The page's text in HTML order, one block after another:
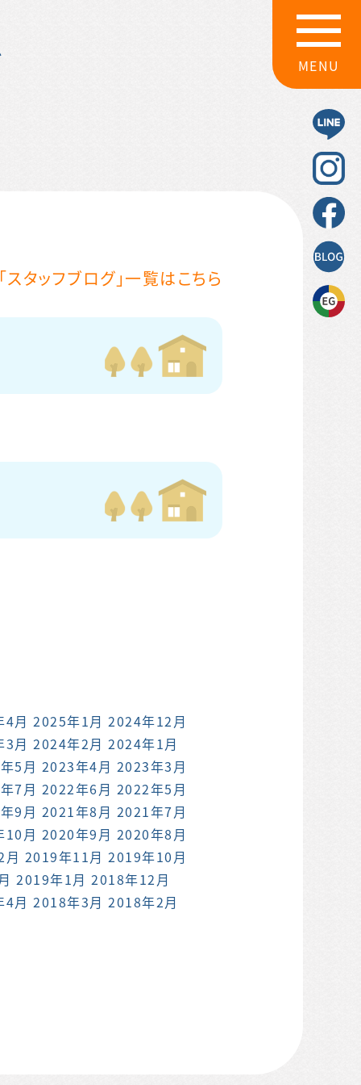
MENU
スタッフブログ」一覧はこちら
月 2025年1月 2024年12月
月 2024年2月 2024年1月
5月 2023年4月 2023年3月
7月 2022年6月 2022年5月
9月 2021年8月 2021年7月
10月 2020年9月 2020年8月
2019年11月 2019年10月
2019年1月 2018年12月
月 2018年3月 2018年2月